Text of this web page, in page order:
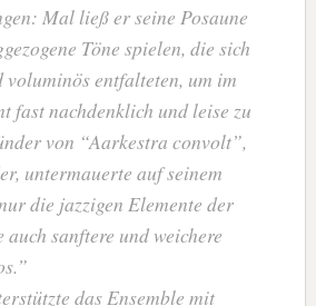
Mal ließ er seine Posaune
Töne spielen, die sich
entfalteten, um im
fast nachdenklich und leise zu
von “Aarkestra convolt”,
untermauerte auf seinem
die jazzigen Elemente der
sanftere und weichere
das Ensemble mit